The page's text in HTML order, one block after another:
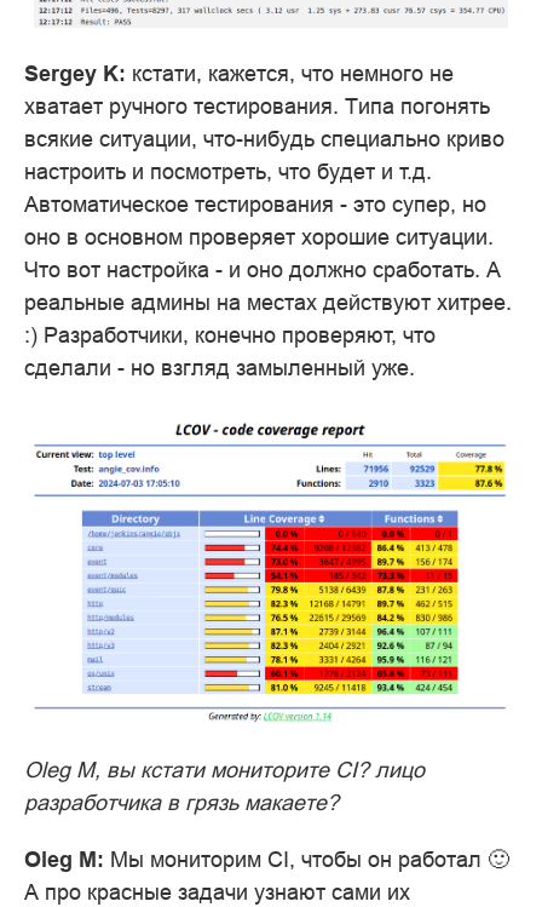
Sergey K: кстати, кажется, что немного не
хватает ручного тестирования. Типа погонять
всякие ситуации, что-нибудь специально криво
настроить и посмотреть, что будет и т.д.
Автоматическое тестирования - это супер, но
оно в основном проверяет хорошие ситуации.
Что вот настройка - и оно должно сработать. А
реальные админы на местах действуют хитрее.
:) Разработчики, конечно проверяют, что
сделали - но взгляд замыленный уже.
Oleg M, вы кстати мониторите CI? лицо
разработчика в грязь макаете?
Oleg M: Мы мониторим CI, чтобы он работал 🙂
А про красные задачи узнают сами их